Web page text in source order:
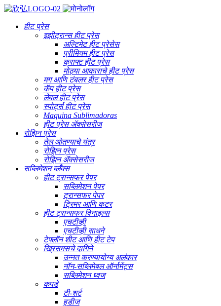
हीट प्रेस
इझीट्रान्स हीट प्रेस
अल्टिमेट हीट प्रेसेस
प्रीमियम हीट प्रेस
क्राफ्ट हीट प्रेस
मोठ्या आकाराचे हीट प्रेस
मग आणि टंबलर हीट प्रेस
कॅप हीट प्रेस
लेबल हीट प्रेस
स्पोर्ट्स हीट प्रेस
Maquina Sublimadoras
हीट प्रेस ॲक्सेसरीज
रोझिन प्रेस
तेल ओतण्याचे यंत्र
रोझिन प्रेस
रोझिन ॲक्सेसरीज
सब्लिमेशन ब्लँक्स
हीट ट्रान्सफर पेपर
सब्लिमेशन पेपर
ट्रान्सफर पेपर
ट्रिमर आणि कटर
हीट ट्रान्सफर विनाइल्स
एचटीव्ही
एचटीव्ही साधने
टेफ्लॉन शीट आणि हीट टेप
ख्रिसमसचे दागिने
उन्नत करण्यायोग्य अलंकार
नॉन-सब्लिमेबल ऑर्नामेंट्स
सब्लिमेशन ध्वज
कपडे
टी-शर्ट
हुडीज